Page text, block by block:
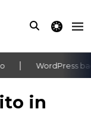
theme
WordPress
›
in